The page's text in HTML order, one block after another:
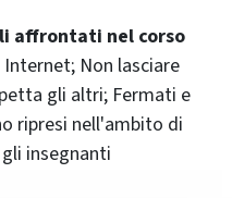
affrontati nel corso
Non lasciare
gli altri; Fermati e
ripresi nell'ambito di
insegnanti